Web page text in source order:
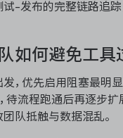
-发布的完整链路追踪
如何避免工具
，优先启用阻塞最明
待流程跑通后再逐步扩
队抵触与数据混乱。